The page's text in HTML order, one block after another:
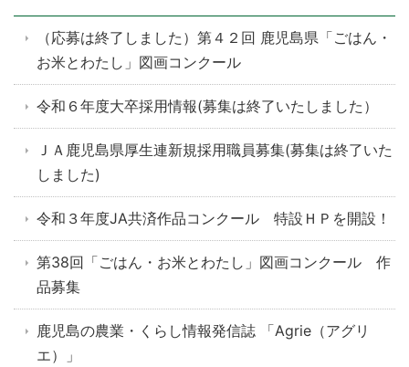
（応募は終了しました）第４２回 鹿児島県「ごはん・
お米とわたし」図画コンクール
令和６年度大卒採用情報(募集は終了いたしました）
ＪＡ鹿児島県厚生連新規採用職員募集(募集は終了いた
しました)
令和３年度JA共済作品コンクール 特設ＨＰを開設！
第38回「ごはん・お米とわたし」図画コンクール 作
品募集
鹿児島の農業・くらし情報発信誌 「Agrie（アグリ
エ）」